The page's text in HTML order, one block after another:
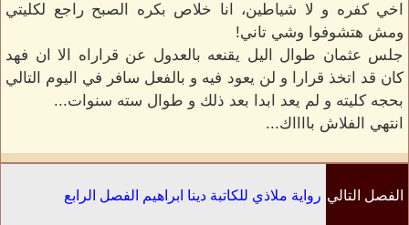
اخي كفره و لا شياطين، انا خلاص بكره الصبح راجع لكليتي
ومش هتشوفوا وشي تاني!
جلس عثمان طوال اليل يقنعه بالعدول عن قراراه الا ان فهد
كان قد اتخذ قرارا و لن يعود فيه و بالفعل سافر في اليوم التالي
بحجه كليته و لم يعد ابدا بعد ذلك و طوال سته سنوات...
انتهي الفلاش بااااك...
الفصل التالي رواية ملاذي للكاتبة دينا ابراهيم الفصل الرابع